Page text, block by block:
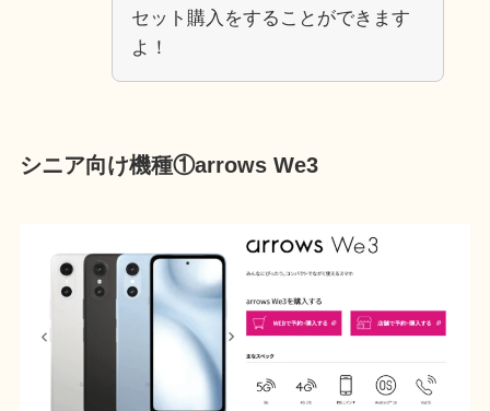
セット購入をすることができます
よ！
シニア向け機種①arrows We3